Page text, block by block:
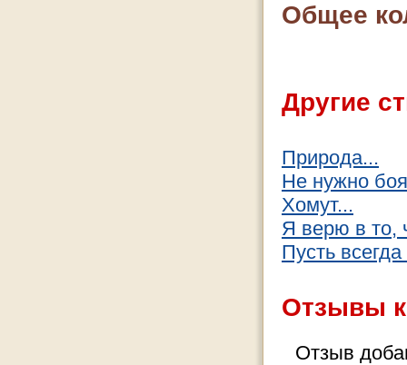
Общее
Другие
Природа...
Не нужно
Хомут...
Я верю в то,
Пусть
Отзывы
Отзыв